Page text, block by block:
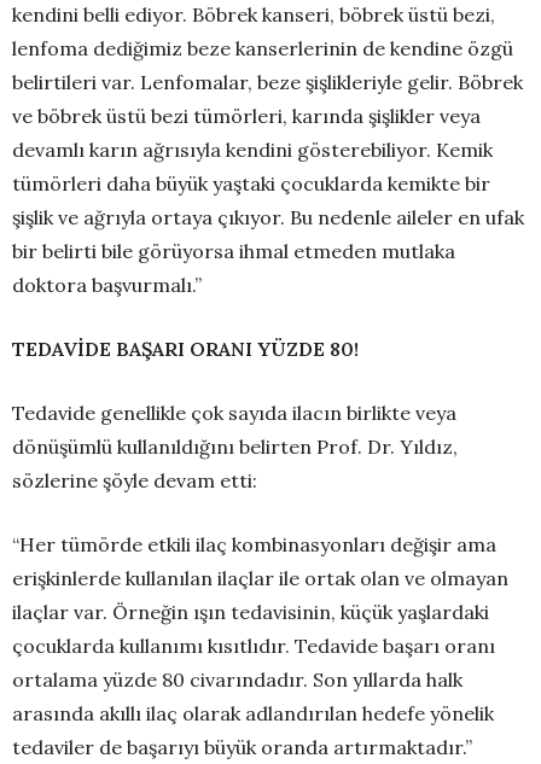
kendini belli ediyor. Böbrek kanseri, böbrek üstü bezi,
lenfoma dediğimiz beze kanserlerinin de kendine özgü
belirtileri var. Lenfomalar, beze şişlikleriyle gelir. Böbrek
ve böbrek üstü bezi tümörleri, karında şişlikler veya
devamlı karın ağrısıyla kendini gösterebiliyor. Kemik
tümörleri daha büyük yaştaki çocuklarda kemikte bir
şişlik ve ağrıyla ortaya çıkıyor. Bu nedenle aileler en ufak
bir belirti bile görüyorsa ihmal etmeden mutlaka
doktora başvurmalı.”
TEDAVİDE BAŞARI ORANI YÜZDE 80!
Tedavide genellikle çok sayıda ilacın birlikte veya
dönüşümlü kullanıldığını belirten Prof. Dr. Yıldız,
sözlerine şöyle devam etti:
“Her tümörde etkili ilaç kombinasyonları değişir ama
erişkinlerde kullanılan ilaçlar ile ortak olan ve olmayan
ilaçlar var. Örneğin ışın tedavisinin, küçük yaşlardaki
çocuklarda kullanımı kısıtlıdır. Tedavide başarı oranı
ortalama yüzde 80 civarındadır. Son yıllarda halk
arasında akıllı ilaç olarak adlandırılan hedefe yönelik
tedaviler de başarıyı büyük oranda artırmaktadır.”